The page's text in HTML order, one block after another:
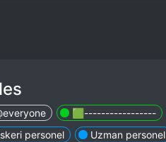
🟩-----------------
personel
Uzman personel